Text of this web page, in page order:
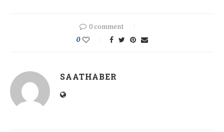
0 comment
0
SAATHABER